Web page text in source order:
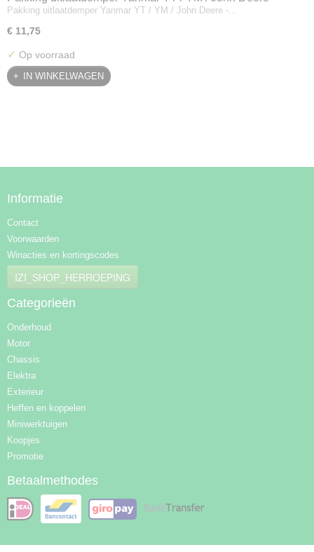
128300-13230
Pakking uitlaatdemper Yanmar YT / YM / John Deere -…
€ 11,75
✓ Op voorraad
IN WINKELWAGEN
Informatie
Contact
Voorwaarden
Winacties en kortingscodes
IZI_SHOP_HERROEPING
Categorieën
Onderhoud
Motor
Chassis
Elektra
Exterieur
Heffen en koppelen
Miniwerktuigen
Koopjes
Promotie
Betaalmethodes